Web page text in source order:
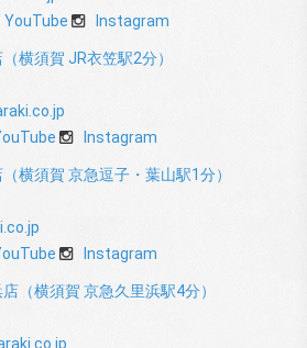
YouTube Instagram
横須賀 JR衣笠駅2分）
Instagram
横須賀 京急逗子・葉山駅1分）
Instagram
（横須賀 京急久里浜駅4分）